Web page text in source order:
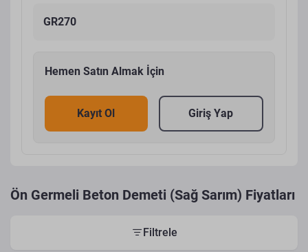
GR270
Hemen Satın Almak İçin
Kayıt Ol Giriş Yap
Ön Germeli Beton Demeti (Sağ Sarım) Fiyatları
Filtrele